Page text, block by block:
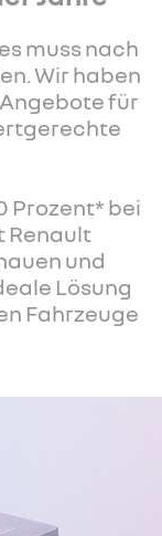
muss nach
Wir haben
für
Prozent* bei
Renault
und
Lösung
Fahrzeuge